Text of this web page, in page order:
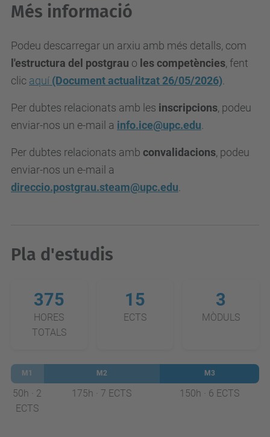
Més informació
Podeu descarregar un arxiu amb més detalls, com
l'estructura del postgrau o les competències, fent
clic aquí (Document actualitzat 26/05/2026)
Per dubtes relacionats amb les inscripcions, podeu
enviar-nos un e-mail a info.ice@upc.edu
Per dubtes relacionats amb convalidacions, podeu
enviar-nos un e-mail a
direccio.postgrau.steam@upc.edu
Pla d'estudis
375
HORES
TOTALS
15
ECTS
3
MÒDULS
M1 M2 M3
50h · 2
ECTS
175h · 7 ECTS 150h · 6 ECTS